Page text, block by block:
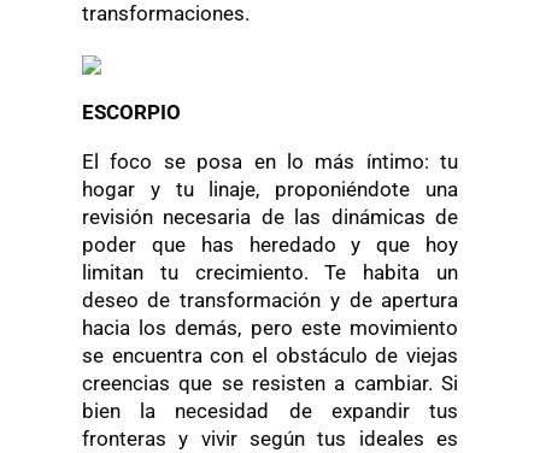
transformaciones.
ESCORPIO
El foco se posa en lo más íntimo: tu
hogar y tu linaje, proponiéndote una
revisión necesaria de las dinámicas de
poder que has heredado y que hoy
limitan tu crecimiento. Te habita un
deseo de transformación y de apertura
hacia los demás, pero este movimiento
se encuentra con el obstáculo de viejas
creencias que se resisten a cambiar. Si
bien la necesidad de expandir tus
fronteras y vivir según tus ideales es